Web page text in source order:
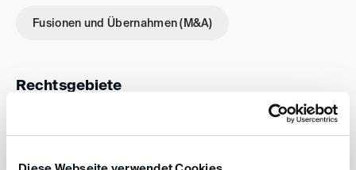
Fusionen und Übernahmen (M&A)
Rechtsgebiete